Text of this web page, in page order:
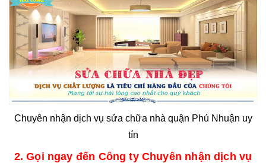
Chuyên nhận dịch vụ sửa chữa nhà quận Phú Nhuận uy
tín
2. Gọi ngay đến Công ty Chuyên nhận dịch vụ